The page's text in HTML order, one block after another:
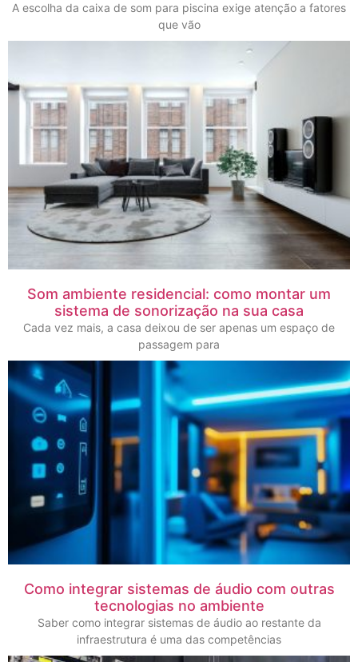
A escolha da caixa de som para piscina exige atenção a fatores
que vão
Som ambiente residencial: como montar um
sistema de sonorização na sua casa
Cada vez mais, a casa deixou de ser apenas um espaço de
passagem para
Como integrar sistemas de áudio com outras
tecnologias no ambiente
Saber como integrar sistemas de áudio ao restante da
infraestrutura é uma das competências